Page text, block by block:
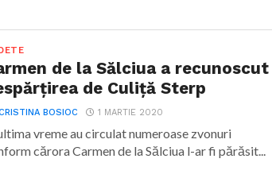
de la Sălciua a recunoscut
de Culiță Sterp
BOSIOC 1 MARTIE 2020
vreme au circulat numeroase zvonuri
cărora Carmen de la Sălciua l-ar fi părăsit...